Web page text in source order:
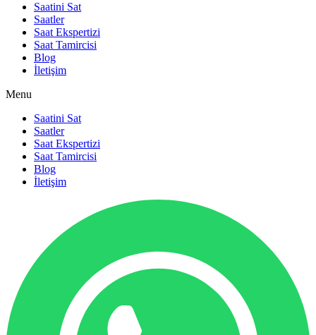
Saatini Sat
Saatler
Saat Ekspertizi
Saat Tamircisi
Blog
İletişim
Menu
Saatini Sat
Saatler
Saat Ekspertizi
Saat Tamircisi
Blog
İletişim